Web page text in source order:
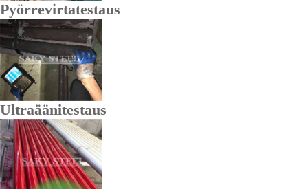
Pyörrevirtatestaus
Ultraäänitestaus